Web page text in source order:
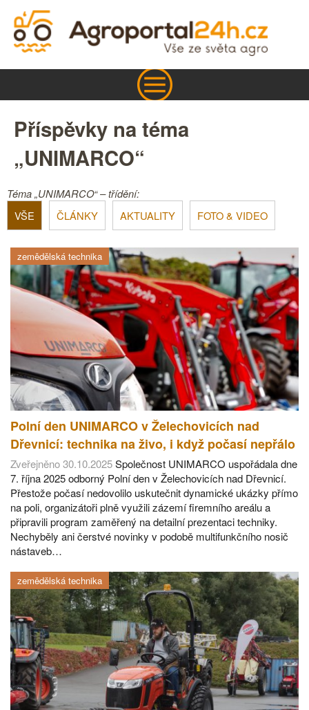
Příspěvky na téma
„UNIMARCO“
Téma „UNIMARCO“ – třídění:
VŠE
ČLÁNKY AKTUALITY FOTO & VIDEO
zemědělská technika
Polní den UNIMARCO v Želechovicích nad
Dřevnicí: technika na živo, i když počasí nepřálo
Zveřejněno 30.10.2025Společnost UNIMARCO uspořádala dne
7. října 2025 odborný Polní den v Želechovicích nad Dřevnicí.
Přestože počasí nedovolilo uskutečnit dynamické ukázky přímo
na poli, organizátoři plně využili zázemí firemního areálu a
připravili program zaměřený na detailní prezentaci techniky.
Nechyběly ani čerstvé novinky v podobě multifunkčního nosič
nástaveb…
zemědělská technika